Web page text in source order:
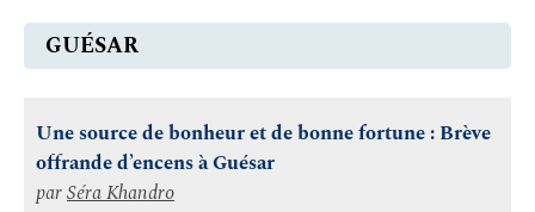
GUÉSAR
Une source de bonheur et de bonne fortune : Brève
offrande d’encens à Guésar
parSéra Khandro